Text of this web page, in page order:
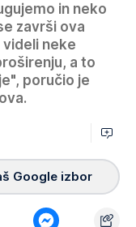
in neko
završi ova
videli neke
a to
poručio je
Google izbor